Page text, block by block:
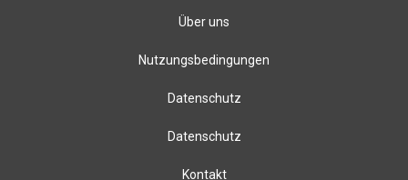
Über uns
Nutzungsbedingungen
Datenschutz
Datenschutz
Kontakt